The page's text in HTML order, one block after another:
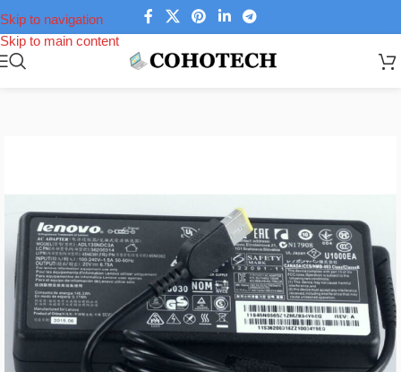
Skip to navigation
Skip to main content